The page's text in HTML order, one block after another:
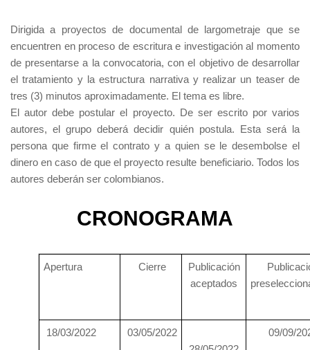
Dirigida a proyectos de documental de largometraje que se
encuentren en proceso de escritura e investigación al momento
de presentarse a la convocatoria, con el objetivo de desarrollar
el tratamiento y la estructura narrativa y realizar un teaser de
tres (3) minutos aproximadamente. El tema es libre.
El autor debe postular el proyecto. De ser escrito por varios
autores, el grupo deberá decidir quién postula. Esta será la
persona que firme el contrato y a quien se le desembolse el
dinero en caso de que el proyecto resulte beneficiario. Todos los
autores deberán ser colombianos.
CRONOGRAMA
Apertura Cierre
Publicación
aceptados
18/03/2022
03/05/2022
09/09/